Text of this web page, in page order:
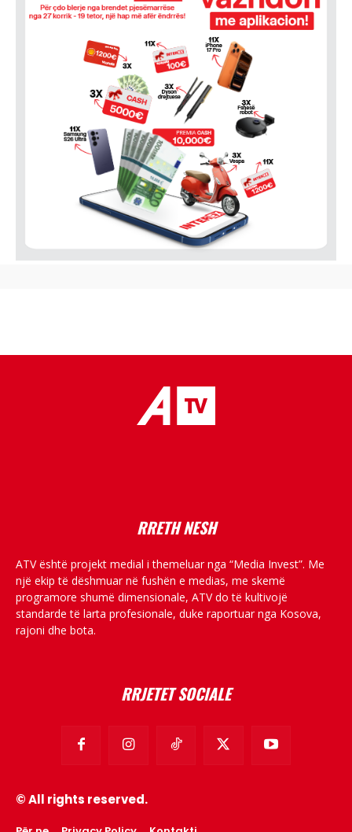
RRETH NESH
ATV është projekt medial i themeluar nga “Media Invest”. Me
një ekip të dëshmuar në fushën e medias, me skemë
programore shumë dimensionale, ATV do të kultivojë
standarde të larta profesionale, duke raportuar nga Kosova,
rajoni dhe bota.
RRJETET SOCIALE
© All rights reserved.